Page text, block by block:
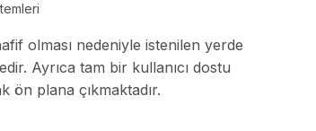
olması nedeniyle istenilen yerde
Ayrıca tam bir kullanıcı dostu
ön plana çıkmaktadır.